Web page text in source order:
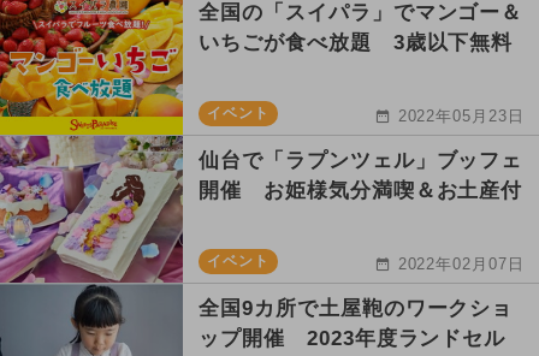
全国の「スイパラ」でマンゴー＆
いちごが食べ放題 3歳以下無料
イベント 2022年05月23日
仙台で「ラプンツェル」ブッフェ
開催 お姫様気分満喫＆お土産付
イベント 2022年02月07日
全国9カ所で土屋鞄のワークショ
ップ開催 2023年度ランドセル